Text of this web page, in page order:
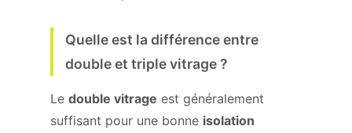
Quelle est la différence entre
double et triple vitrage ?
Le double vitrage est généralement
suffisant pour une bonne isolation